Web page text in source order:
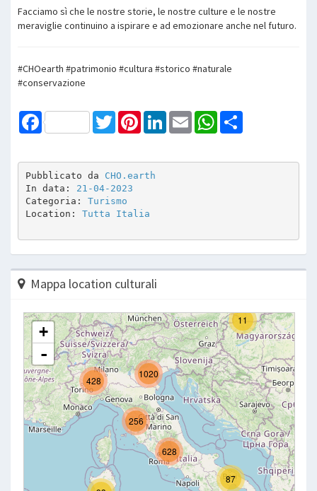
Facciamo sì che le nostre storie, le nostre culture e le nostre
meraviglie continuino a ispirare e ad emozionare anche nel futuro.
#CHOearth #patrimonio #cultura #storico #naturale
#conservazione
Facebook TwitterPinterestLinkedInEmail WhatsApp
Pubblicato da CHO.earth
In data: 21-04-2023
Categoria: Turismo
Location: Tutta Italia
Mappa location culturali